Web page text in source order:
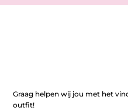
Graag helpen wij jou met het
outfit!